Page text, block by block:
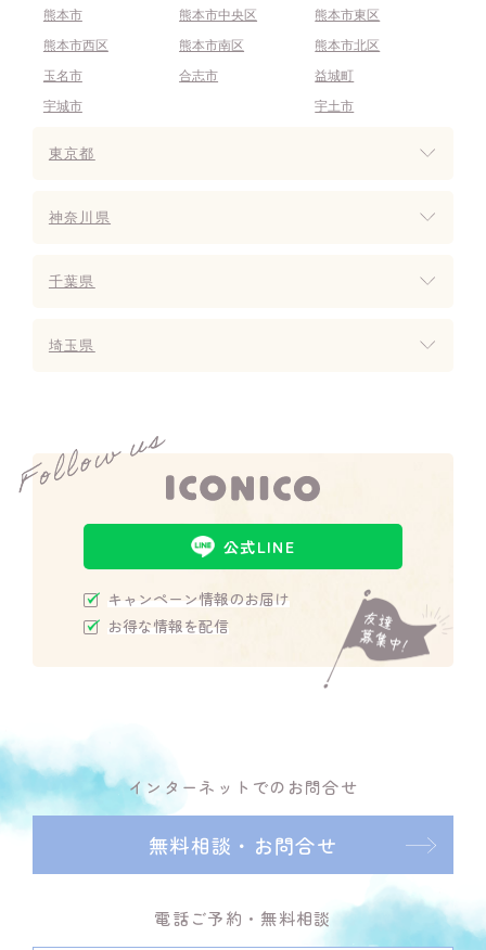
熊本市 熊本市中央区
熊本市東区
熊本市西区
熊本市南区
熊本市北区
玉名市
合志市
益城町
宇城市
宇土市
東京都
神奈川県
千葉県
埼玉県
公式LINE
キャンペーン情報のお届け
お得な情報を配信
インターネットでのお問合せ
無料相談・お問合せ
電話ご予約・無料相談